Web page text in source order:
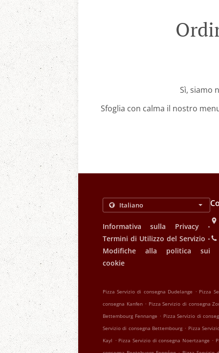
Sì, siamo
Sfoglia con calma il nostro
Informativa sulla Privacy .
Termini di Utilizzo del Servizio .
Modifiche alla politica sui
cookie
Pizza Servizio di consegna Dudelange . Pizza
consegna Kanfen . Pizza Servizio di consegna
Bettembourg Fennange . Pizza Servizio di
Servizio di consegna Bettembourg . Pizza
Kayl . Pizza Servizio di consegna Noertzange .
.